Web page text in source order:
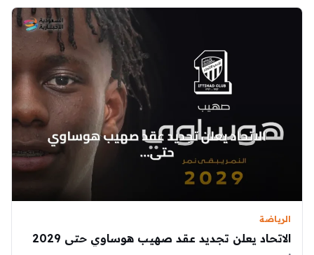
الرياضة
الاتحاد يعلن تجديد عقد صهيب هوساوي حتى 2029